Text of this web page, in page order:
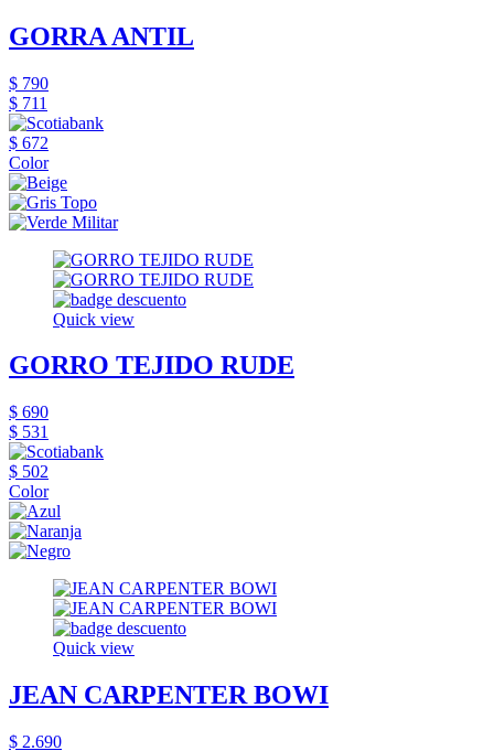
GORRA ANTIL
$ 790
$ 711
$ 672
Color
Quick view
GORRO TEJIDO RUDE
$ 690
$ 531
$ 502
Color
Quick view
JEAN CARPENTER BOWI
$ 2.690